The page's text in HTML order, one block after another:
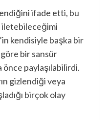
ifade etti, bu
iletebileceğimi
kendisiyle başka bir
bir sansür
paylaşılabilirdi.
gizlendiği veya
birçok olay